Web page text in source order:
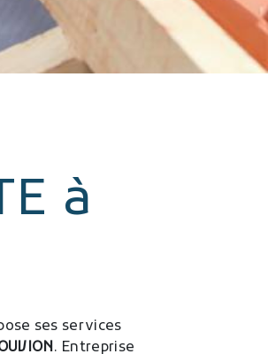
à
ses services
. Entreprise